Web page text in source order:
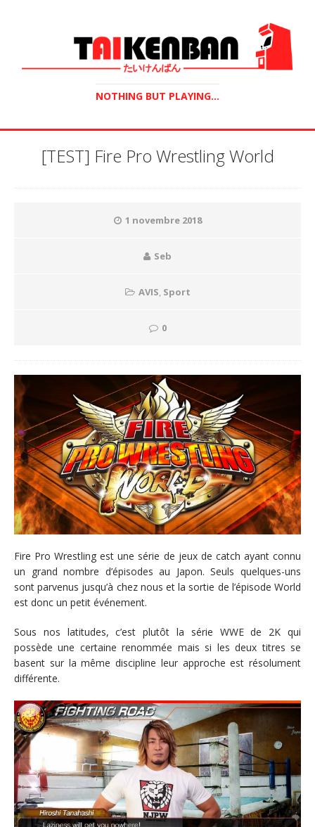
NOTHING BUT PLAYING...
[TEST] Fire Pro Wrestling World
1 novembre 2018
Seb
AVIS, Sport
0
Fire Pro Wrestling est une série de jeux de catch ayant connu
un grand nombre d’épisodes au Japon. Seuls quelques-uns
sont parvenus jusqu’à chez nous et la sortie de l’épisode World
est donc un petit événement.
Sous nos latitudes, c’est plutôt la série WWE de 2K qui
possède une certaine renommée mais si les deux titres se
basent sur la même discipline leur approche est résolument
différente.